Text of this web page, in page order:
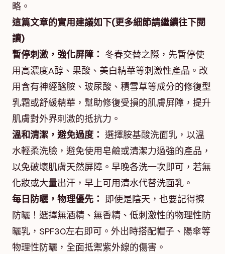
略。
這篇文章的實用建議如下(更多細節請繼續往下閱
讀)
暫停刺激，強化屏障： 冬春交替之際，先暫停使
用高濃度A醇、果酸、美白精華等刺激性產品。改
用含有神經醯胺、玻尿酸、積雪草等成分的修復型
乳霜或舒緩精華，幫助修復受損的肌膚屏障，提升
肌膚對外界刺激的抵抗力。
溫和清潔，避免過度： 選擇胺基酸洗面乳，以溫
水輕柔洗臉，避免使用皂鹼或清潔力過強的產品，
以免破壞肌膚天然屏障。早晚各洗一次即可，若無
化妝或大量出汗，早上可用清水代替洗面乳。
每日防曬，物理優先： 即使是陰天，也要記得擦
防曬！選擇無酒精、無香精、低刺激性的物理性防
曬乳，SPF30左右即可。外出時搭配帽子、陽傘等
物理性防曬，全面抵禦紫外線的傷害。